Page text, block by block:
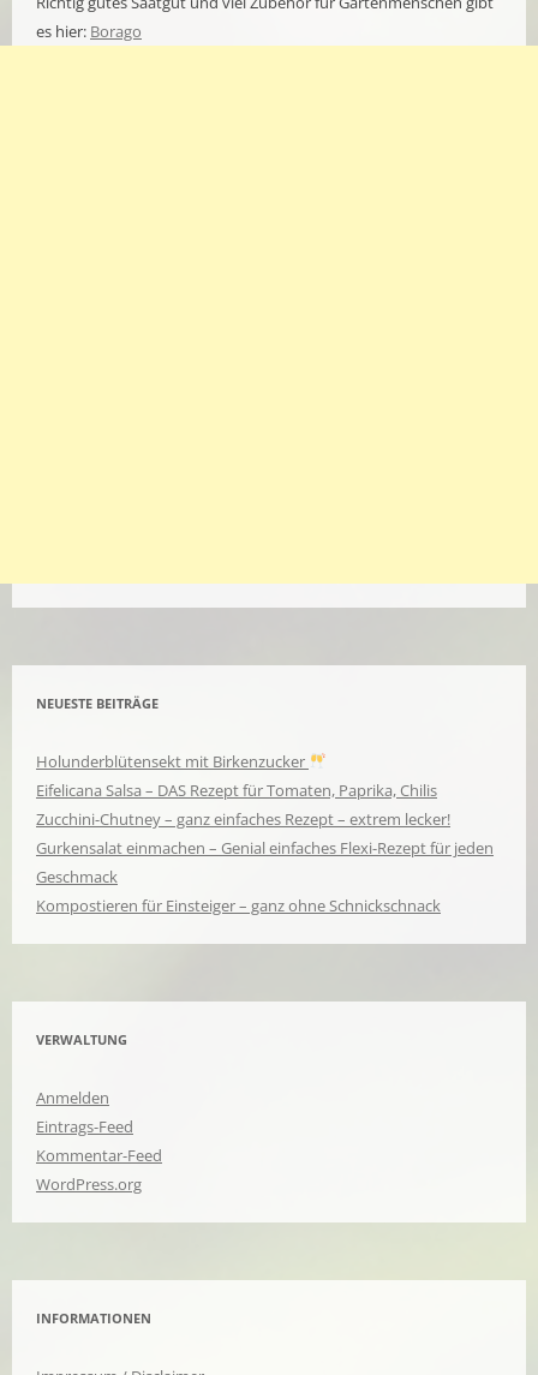
es hier: Borago
NEUESTE BEITRÄGE
Holunderblütensekt mit Birkenzucker
Eifelicana Salsa – DAS Rezept für Tomaten, Paprika, Chilis
Zucchini-Chutney – ganz einfaches Rezept – extrem lecker!
Gurkensalat einmachen – Genial einfaches Flexi-Rezept für jeden
Geschmack
Kompostieren für Einsteiger – ganz ohne Schnickschnack
VERWALTUNG
Anmelden
Eintrags-Feed
Kommentar-Feed
WordPress.org
INFORMATIONEN